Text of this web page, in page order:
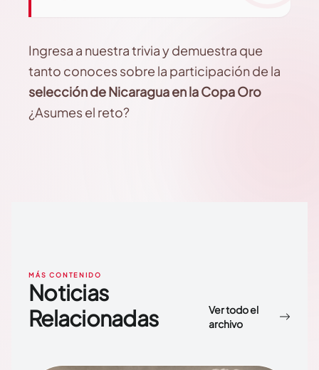
Ingresa a nuestra trivia y demuestra que
tanto conoces sobre la participación de la
selección de Nicaragua en la Copa Oro
¿Asumes el reto?
MÁS CONTENIDO
Noticias
Relacionadas
Ver todo el
archivo